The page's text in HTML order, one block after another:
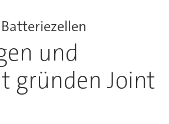
und
gründen Joint